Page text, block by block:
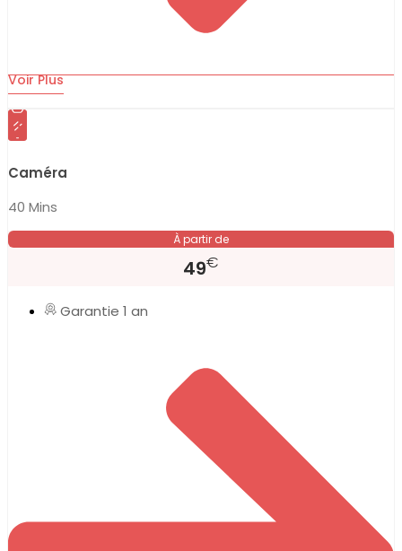
Voir Plus
Caméra
40 Mins
À partir de
49€
Garantie 1 an